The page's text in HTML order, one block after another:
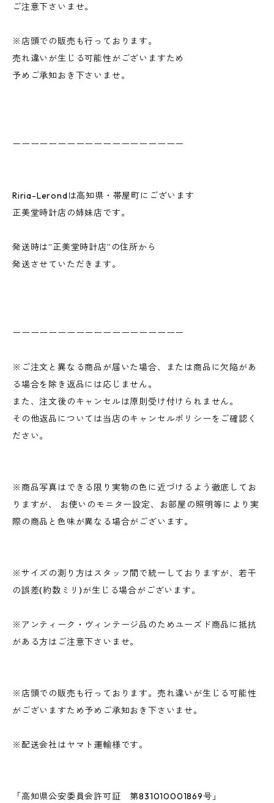
ご注意下さいませ。
※店頭での販売も行っております。
売れ違いが生じる可能性がございますため
予めご承知おき下さいませ。
ーーーーーーーーーーーーーーーーーーー
Riria-Lerondは高知県・帯屋町にございます
正美堂時計店の姉妹店です。
発送時は”正美堂時計店”の住所から
発送させていただきます。
ーーーーーーーーーーーーーーーーーーー
※ご注文と異なる商品が届いた場合、または商品に欠陥があ
る場合を除き返品には応じません。
また、注文後のキャンセルは原則受け付けられません。
その他返品については当店のキャンセルポリシーをご確認く
ださい。
※商品写真はできる限り実物の色に近づけるよう徹底してお
りますが、 お使いのモニター設定、お部屋の照明等により実
際の商品と色味が異なる場合がございます。
※サイズの測り方はスタッフ間で統一しておりますが、若干
の誤差(約数ミリ)が生じる場合がございます。
※アンティーク・ヴィンテージ品のためユーズド商品に抵抗
がある方はご注意下さいませ。
※店頭での販売も行っております。売れ違いが生じる可能性
がございますため予めご承知おき下さいませ。
※配送会社はヤマト運輸様です。
「高知県公安委員会許可証 第831010001869号」